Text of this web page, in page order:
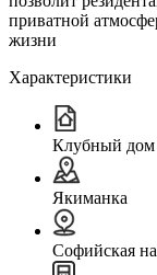
приватной
жизни
Характеристики
Клубный дом
Якиманка
Софийская